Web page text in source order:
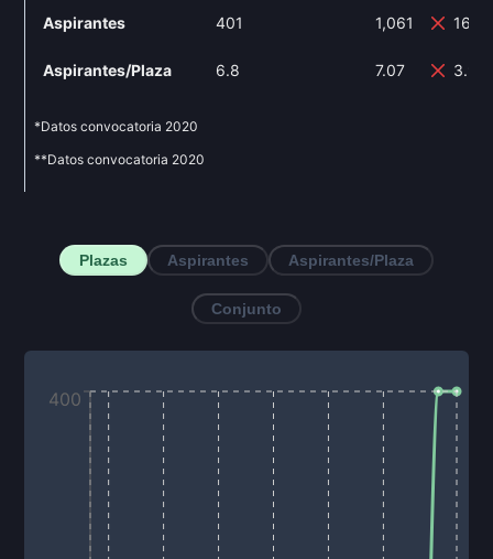
Aspirantes 401
Aspirantes/Plaza 6.8
1,061
7.07
*Datos convocatoria 2020
**Datos convocatoria 2020
Plazas Aspirantes Aspirantes/Plaza
Conjunto
400